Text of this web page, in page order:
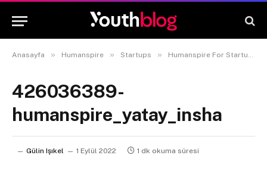
Anasayfa » Humanspire » Startups » Humanspire For Startups #13 Insha Ventures Genel Müdür Vekili Hasan Sami Bayansar
426036389-
humanspire_yatay_insha
Gülin Işıkel 1 Eylül 2022 1 dk okuma süresi